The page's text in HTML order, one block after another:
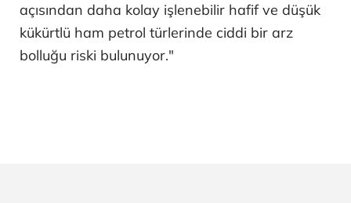
açısından daha kolay işlenebilir hafif ve düşük
kükürtlü ham petrol türlerinde ciddi bir arz
bolluğu riski bulunuyor."